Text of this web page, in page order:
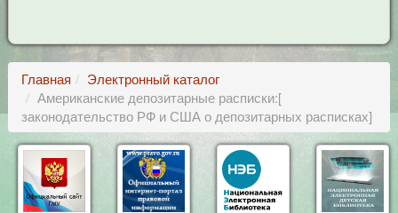
Главная
Электронный каталог
Американские депозитарные расписки:[
законодательство РФ и США о депозитарных расписках]